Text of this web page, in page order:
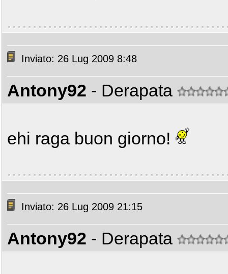
Inviato: 26 Lug 2009 8:48
Antony92 - Derapata
ehi raga buon giorno!
Inviato: 26 Lug 2009 21:15
Antony92 - Derapata